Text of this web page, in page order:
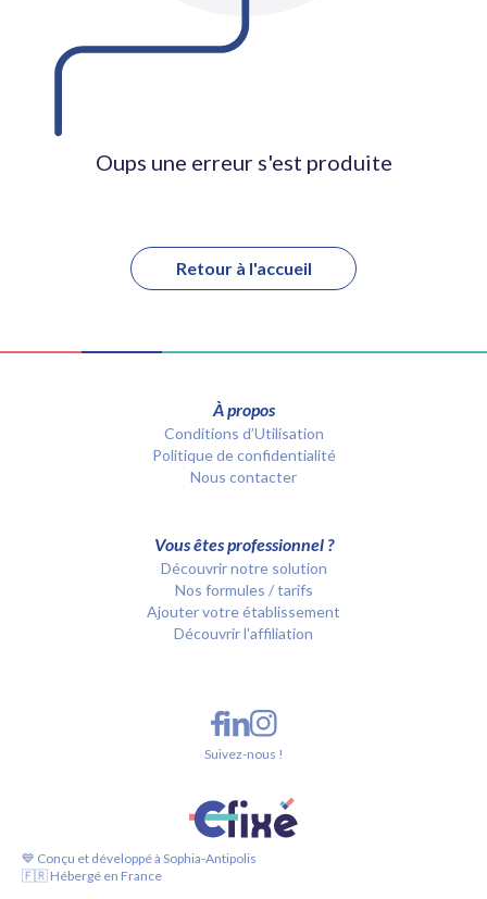
Oups une erreur s'est produite
Retour à l'accueil
À propos
Conditions d’Utilisation
Politique de confidentialité
Nous contacter
Vous êtes professionnel ?
Découvrir notre solution
Nos formules / tarifs
Ajouter votre établissement
Découvrir l'affiliation
💙 Conçu et développé à Sophia-Antipolis
🇫🇷 Hébergé en France
Suivez-nous !